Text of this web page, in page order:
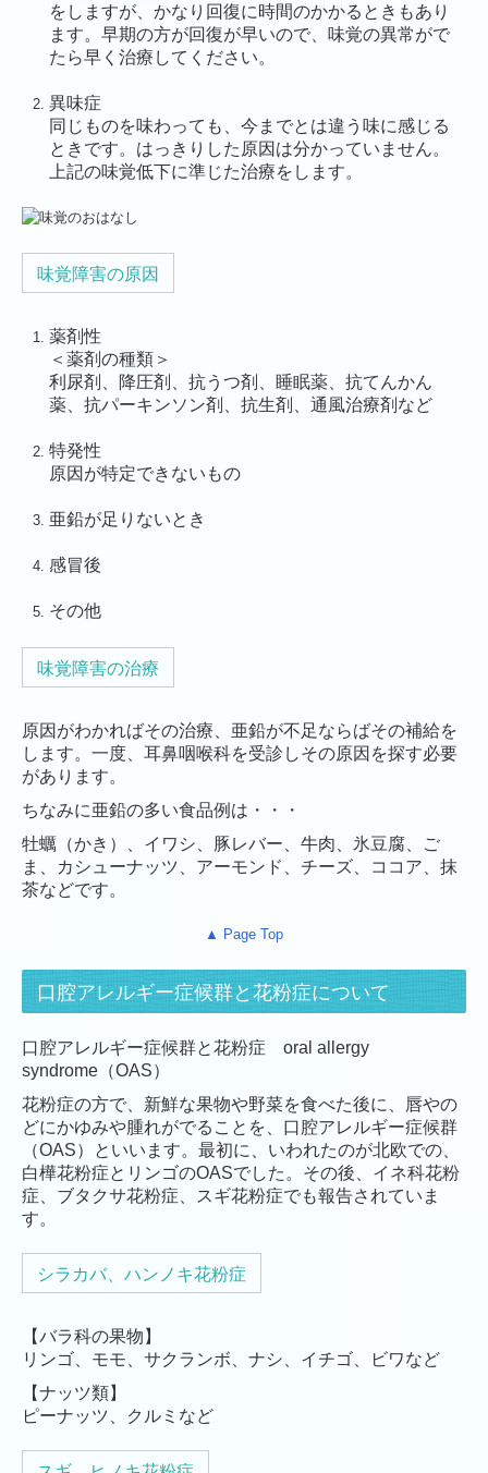
をしますが、かなり回復に時間のかかるときもあり
ます。早期の方が回復が早いので、味覚の異常がで
たら早く治療してください。
異味症
同じものを味わっても、今までとは違う味に感じる
ときです。はっきりした原因は分かっていません。
上記の味覚低下に準じた治療をします。
味覚障害の原因
薬剤性
＜薬剤の種類＞
利尿剤、降圧剤、抗うつ剤、睡眠薬、抗てんかん
薬、抗パーキンソン剤、抗生剤、通風治療剤など
特発性
原因が特定できないもの
亜鉛が足りないとき
感冒後
その他
味覚障害の治療
原因がわかればその治療、亜鉛が不足ならばその補給を
します。一度、耳鼻咽喉科を受診しその原因を探す必要
があります。
ちなみに亜鉛の多い食品例は・・・
牡蠣（かき）、イワシ、豚レバー、牛肉、氷豆腐、ご
ま、カシューナッツ、アーモンド、チーズ、ココア、抹
茶などです。
▲ Page Top
口腔アレルギー症候群と花粉症について
口腔アレルギー症候群と花粉症 oral allergy
syndrome（OAS）
花粉症の方で、新鮮な果物や野菜を食べた後に、唇やの
どにかゆみや腫れがでることを、口腔アレルギー症候群
（OAS）といいます。最初に、いわれたのが北欧での、
白樺花粉症とリンゴのOASでした。その後、イネ科花粉
症、ブタクサ花粉症、スギ花粉症でも報告されていま
す。
シラカバ、ハンノキ花粉症
【バラ科の果物】
リンゴ、モモ、サクランボ、ナシ、イチゴ、ビワなど
【ナッツ類】
ピーナッツ、クルミなど